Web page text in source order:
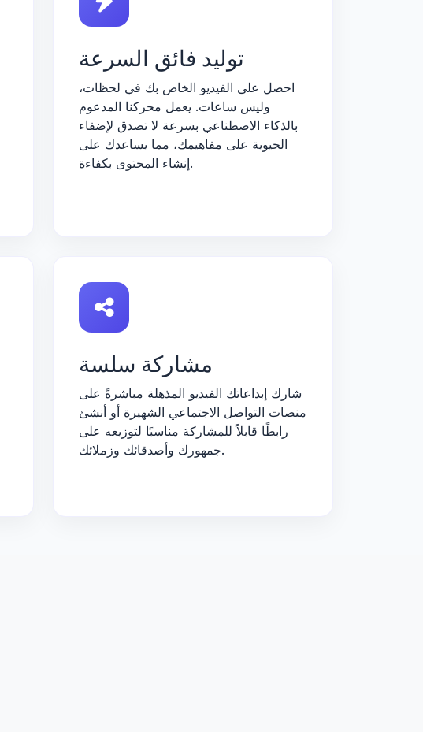
توليد فائق السرعة
احصل على الفيديو الخاص بك في لحظات،
وليس ساعات. يعمل محركنا المدعوم
بالذكاء الاصطناعي بسرعة لا تصدق لإضفاء
الحيوية على مفاهيمك، مما يساعدك على
إنشاء المحتوى بكفاءة.
مشاركة سلسة
شارك إبداعاتك الفيديو المذهلة مباشرةً على
منصات التواصل الاجتماعي الشهيرة أو أنشئ
رابطًا قابلاً للمشاركة مناسبًا لتوزيعه على
جمهورك وأصدقائك وزملائك.